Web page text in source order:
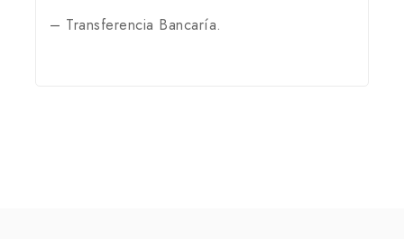
– Transferencia Bancaría.